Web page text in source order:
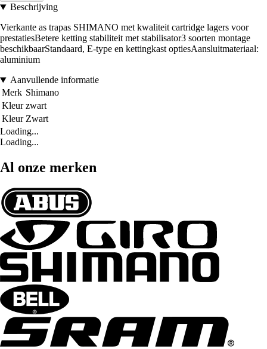
Beschrijving
Vierkante as trapas SHIMANO met kwaliteit cartridge lagers voor
prestatiesBetere ketting stabiliteit met stabilisator3 soorten montage
beschikbaarStandaard, E-type en kettingkast optiesAansluitmateriaal:
aluminium
Aanvullende informatie
Merk Shimano
Kleur zwart
Kleur Zwart
Loading...
Loading...
Al onze merken